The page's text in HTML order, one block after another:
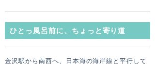
ひとっ風呂前に、ちょっと寄り道
金沢駅から南西へ、日本海の海岸線と平行して